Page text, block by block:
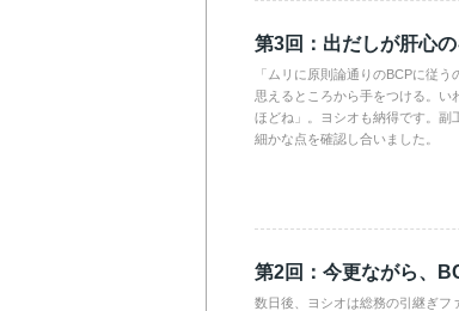
第3回：出だしが肝心
「ムリに原則論通りのBCPに従
思えるところから手をつける。い
ほどね」。ヨシオも納得です。副
細かな点を確認し合いました。
第2回：今更ながら、
数日後、ヨシオは総務の引継ぎフ